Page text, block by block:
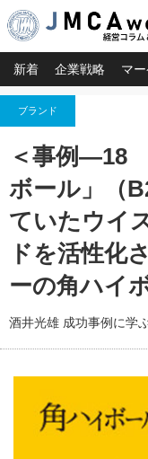
新着 企業戦略 マ
ブランド
＜事例―18
ボール」（
ていたウイ
ドを活性化
ーの角ハイ
酒井光雄 成功事例に学